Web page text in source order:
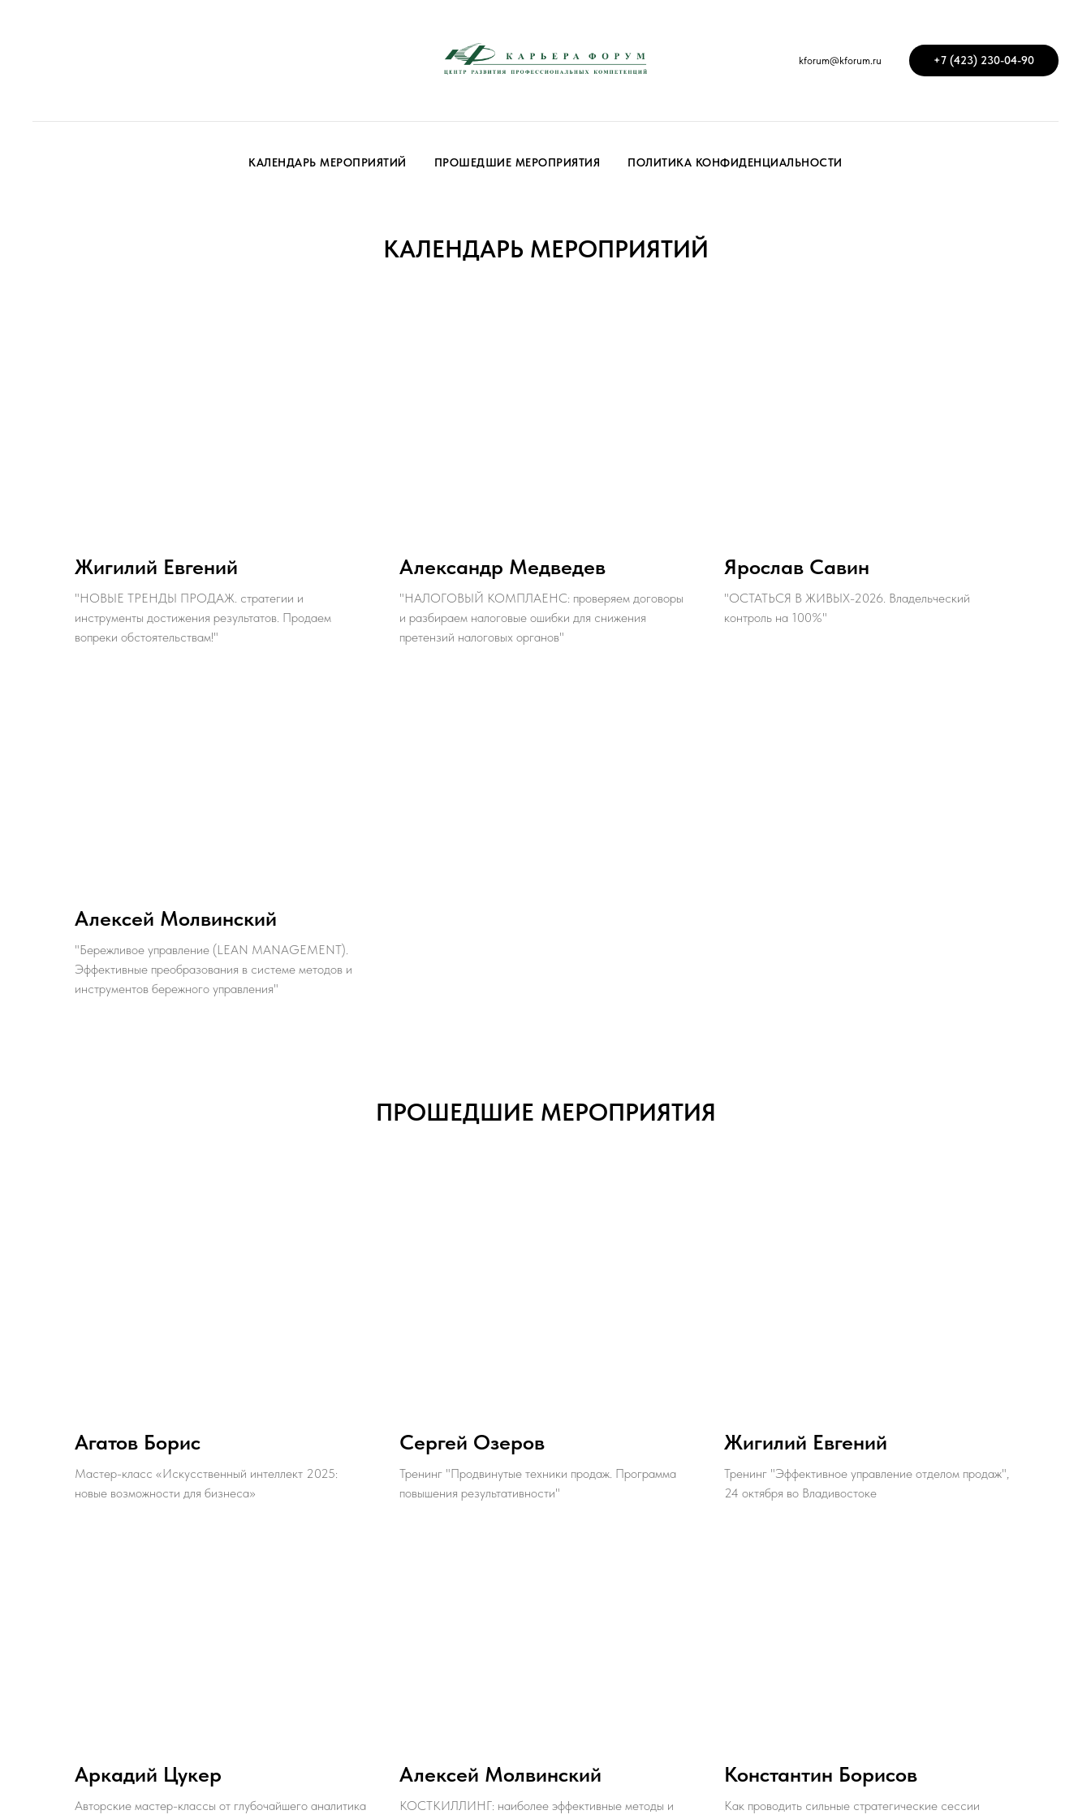
kforum@kforum.ru +7 (423) 230-04-90
КАЛЕНДАРЬ МЕРОПРИЯТИЙ ПРОШЕДШИЕ МЕРОПРИЯТИЯ ПОЛИТИКА КОНФИДЕНЦИАЛЬНОСТИ
КАЛЕНДАРЬ МЕРОПРИЯТИЙ
Жигилий Евгений
"НОВЫЕ ТРЕНДЫ ПРОДАЖ. стратегии и
инструменты достижения результатов. Продаем
вопреки обстоятельствам!"
Александр Медведев
"НАЛОГОВЫЙ КОМПЛАЕНС: проверяем договоры
и разбираем налоговые ошибки для снижения
претензий налоговых органов"
Ярослав Савин
"ОСТАТЬСЯ В ЖИВЫХ-2026. Владельческий
контроль на 100%"
Алексей Молвинский
"Бережливое управление (LEAN MANAGEMENT).
Эффективные преобразования в системе методов и
инструментов бережного управления"
ПРОШЕДШИЕ МЕРОПРИЯТИЯ
Агатов Борис
Мастер-класс «Искусственный интеллект 2025:
новые возможности для бизнеса»
Сергей Озеров
Тренинг "Продвинутые техники продаж. Программа
повышения результативности"
Жигилий Евгений
Тренинг "Эффективное управление отделом продаж",
24 октября во Владивостоке
Аркадий Цукер
Авторские мастер-классы от глубочайшего аналитика
Алексей Молвинский
КОСТКИЛЛИНГ: наиболее эффективные методы и
Константин Борисов
Как проводить сильные стратегические сессии